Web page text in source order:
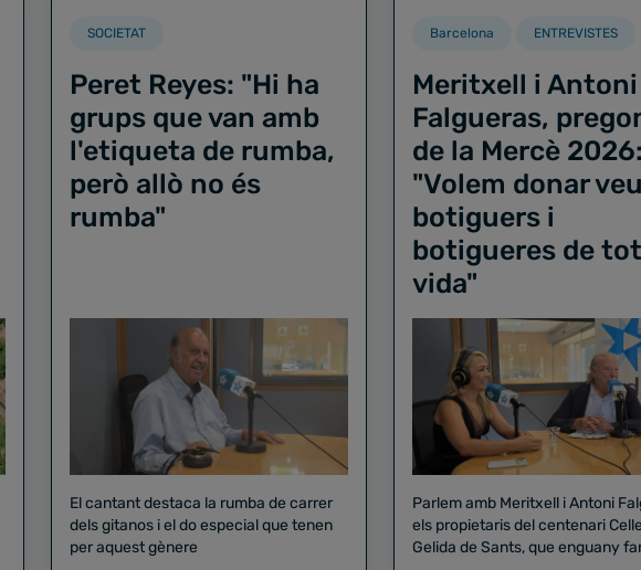
SOCIETAT
Peret Reyes: "Hi ha
grups que van amb
l'etiqueta de rumba,
però allò no és
rumba"
El cantant destaca la rumba de carrer
dels gitanos i el do especial que tenen
per aquest gènere
Barcelona ENTREVISTES
Meritxell i Antoni
Falgueras,
de la Mercè 2026:
"Volem donar
botiguers i
botigueres de
vida"
Parlem amb Meritxell i Antoni
els propietaris del centenari Celler
Gelida de Sants, que enguany